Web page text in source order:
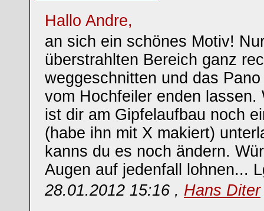
Hallo Andre,
an sich ein schönes Motiv!
überstrahlten Bereich ganz
weggeschnitten und das
vom Hochfeiler enden lassen.
ist dir am Gipfelaufbau noch
(habe ihn mit X makiert)
kanns du es noch ändern.
Augen auf jedenfall lohnen...
28.01.2012 15:16 , Hans Diter